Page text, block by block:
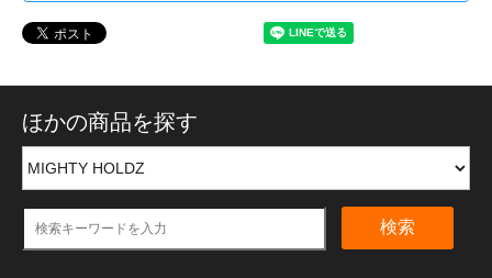
ほかの商品を探す
検索